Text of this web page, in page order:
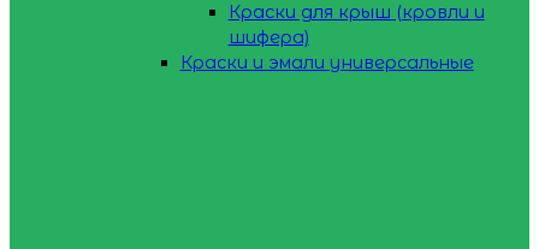
Краски для крыш (кровли и
шифера)
Краски и эмали универсальные